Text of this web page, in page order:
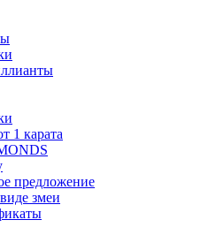
1 карата
предложение
змеи